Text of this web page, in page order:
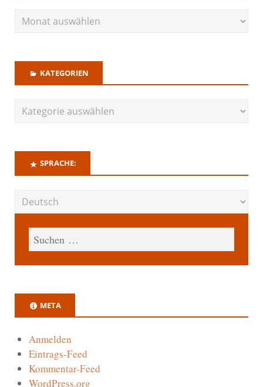
KATEGORIEN
SPRACHE:
META
Anmelden
Eintrags-Feed
Kommentar-Feed
WordPress.org